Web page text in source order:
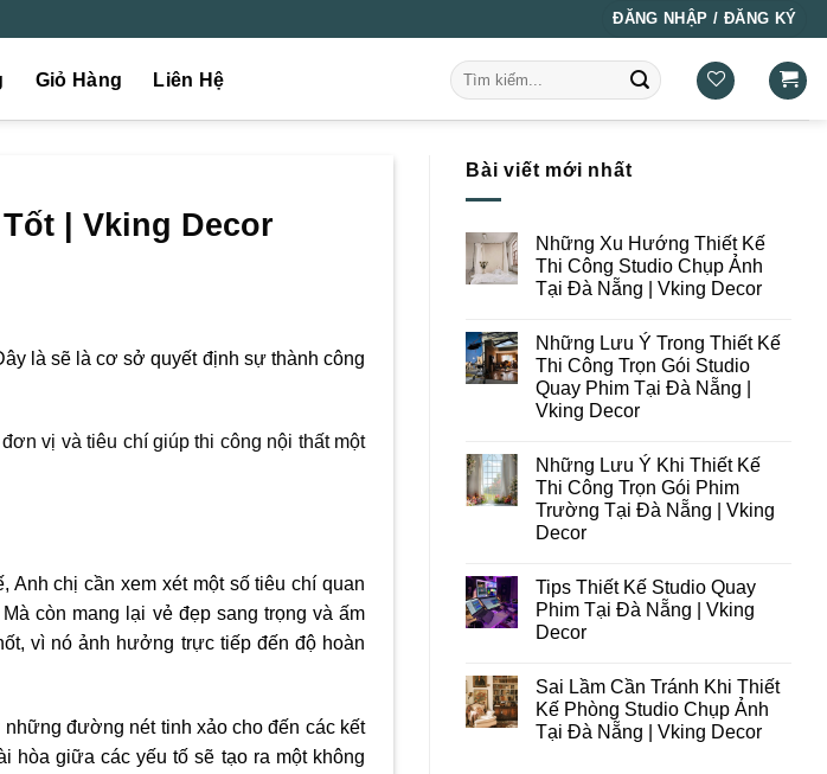
ĐĂNG NHẬP / ĐĂNG KÝ
Giỏ Hàng Liên Hệ
Tìm
kiếm:
| Vking Decor
là sẽ là cơ sở quyết định sự thành công
vị và tiêu chí giúp thi công nội thất một
chị cần xem xét một số tiêu chí quan
còn mang lại vẻ đẹp sang trọng và ấm
vì nó ảnh hưởng trực tiếp đến độ hoàn
đường nét tinh xảo cho đến các kết
hòa giữa các yếu tố sẽ tạo ra một không
Bài viết mới nhất
Những Xu Hướng Thiết Kế
Thi Công Studio Chụp Ảnh
Tại Đà Nẵng | Vking Decor
bình
luận
ở
Những
Xu
Hướng
Thi
Công
Studio
Chụp
Ảnh
Tại
Vking
Decor
Những Lưu Ý Trong Thiết Kế
Thi Công Trọn Gói Studio
Quay Phim Tại Đà Nẵng |
Vking Decor
bình
luận
ở
Những
Lưu
Ý
Kế
Thi
Công
Trọn
Quay
Phim
Tại
Đà
Nẵng
Những Lưu Ý Khi Thiết Kế
Thi Công Trọn Gói Phim
Trường Tại Đà Nẵng | Vking
Decor
bình
luận
ở
Những
Khi
Thiết
Kế
Thi
Công
Tips Thiết Kế Studio Quay
Phim Tại Đà Nẵng | Vking
Decor
bình
luận
ở
Tips
Sai Lầm Cần Tránh Khi Thiết
Kế Phòng Studio Chụp Ảnh
Tại Đà Nẵng | Vking Decor